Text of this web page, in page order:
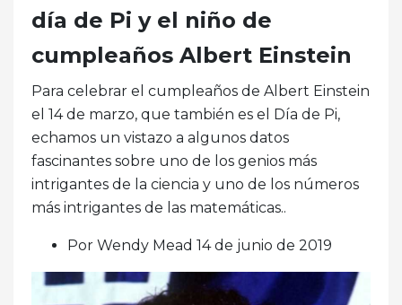
día de Pi y el niño de
cumpleaños Albert Einstein
Para celebrar el cumpleaños de Albert Einstein
el 14 de marzo, que también es el Día de Pi,
echamos un vistazo a algunos datos
fascinantes sobre uno de los genios más
intrigantes de la ciencia y uno de los números
más intrigantes de las matemáticas..
Por Wendy Mead 14 de junio de 2019